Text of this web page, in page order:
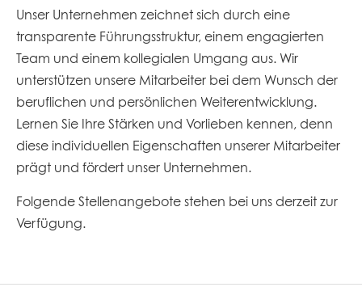
Unser Unternehmen zeichnet sich durch eine
transparente Führungsstruktur, einem engagierten
Team und einem kollegialen Umgang aus. Wir
unterstützen unsere Mitarbeiter bei dem Wunsch der
beruflichen und persönlichen Weiterentwicklung.
Lernen Sie Ihre Stärken und Vorlieben kennen, denn
diese individuellen Eigenschaften unserer Mitarbeiter
prägt und fördert unser Unternehmen.
Folgende Stellenangebote stehen bei uns derzeit zur
Verfügung.